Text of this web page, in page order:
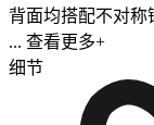
背面均搭配不对称
... 查看更多+
细节